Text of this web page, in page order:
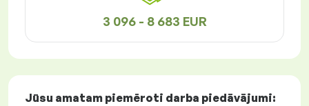
3 096 - 8 683 EUR
Jūsu amatam piemēroti darba piedāvājumi: